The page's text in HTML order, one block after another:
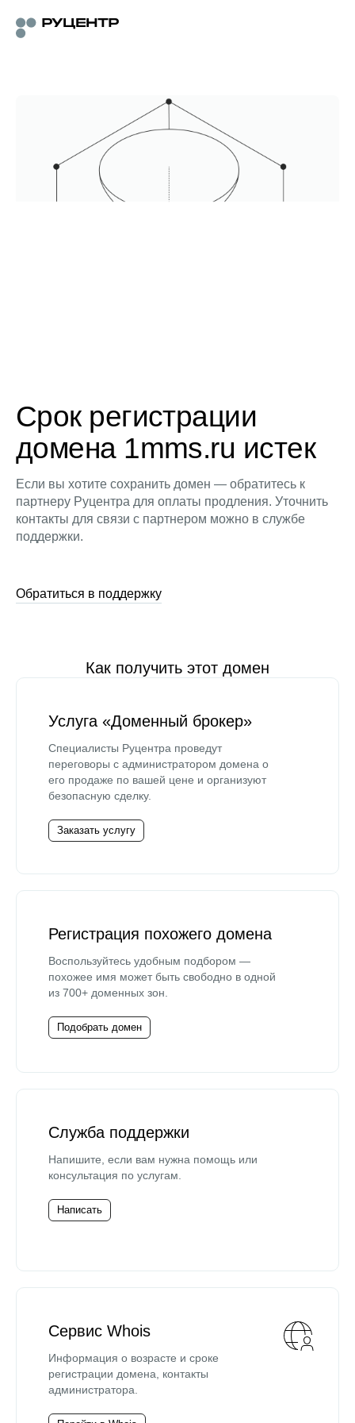
Срок регистрации
домена 1mms.ru истек
Если вы хотите сохранить домен — обратитесь к
партнеру Руцентра для оплаты продления. Уточнить
контакты для связи с партнером можно в службе
поддержки.
Обратиться в поддержку
Как получить этот домен
Услуга «Доменный брокер»
Специалисты Руцентра проведут
переговоры с администратором домена о
его продаже по вашей цене и организуют
безопасную сделку.
Заказать услугу
Регистрация похожего домена
Воспользуйтесь удобным подбором —
похожее имя может быть свободно в одной
из 700+ доменных зон.
Подобрать домен
Служба поддержки
Напишите, если вам нужна помощь или
консультация по услугам.
Написать
Сервис Whois
Информация о возрасте и сроке
регистрации домена, контакты
администратора.